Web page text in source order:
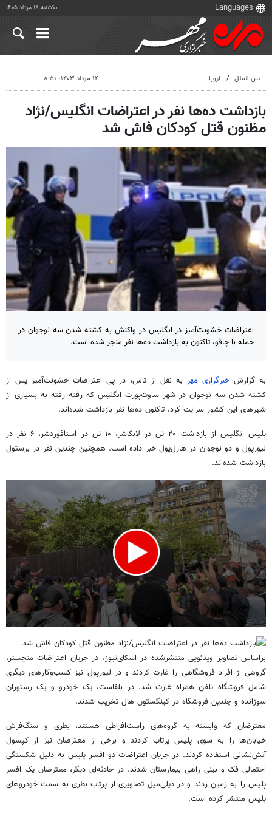
یکشنبه ۱۸ مرداد ۱۴۰۵
بین الملل اروپا ۱۴ مرداد ۱۴۰۳، ۸:۵۱
بازداشت ده‌ها نفر در اعتراضات انگلیس/نژاد
مظنون قتل کودکان فاش شد
اعتراضات خشونت‌آمیز در انگلیس در واکنش به کشته شدن سه نوجوان در
حمله با چاقو، تاکنون به بازداشت ده‌ها نفر منجر شده است.
به گزارشخبرگزاری مهر به نقل از تاس، در پی اعتراضات خشونت‌آمیز پس از
کشته شدن سه نوجوان در شهر ساوت‌پورت انگلیس که رفته رفته به بسیاری از
شهرهای این کشور سرایت کرد، تاکنون ده‌ها نفر بازداشت شده‌اند.
پلیس انگلیس از بازداشت ۲۰ تن در لانکاشر، ۱۰ تن در استافوردشر، ۶ نفر در
لیورپول و دو نوجوان در هارل‌پول خبر داده است. همچنین چندین نفر در برستول
بازداشت شده‌اند.
0
seconds
53
seconds
براساس تصاویر ویدئویی منتشرشده در اسکای‌نیوز، در جریان اعتراضات منچستر،
گروهی از افراد فروشگاهی را غارت کردند و در لیورپول نیز کسب‌وکارهای دیگری
شامل فروشگاه تلفن همراه غارت شد. در بلفاست، یک خودرو و یک رستوران
سوزانده و چندین فروشگاه در کینگستون هال تخریب شدند.
معترضان که وابسته به گروه‌های راست‌افراطی هستند، بطری و سنگ‌فرش
خیابان‌ها را به سوی پلیس پرتاب کردند و برخی از معترضان نیز از کپسول
آتش‌نشانی استفاده کردند. در جریان اعتراضات دو افسر پلیس به دلیل شکستگی
احتمالی فک و بینی راهی بیمارستان شدند. در حادثه‌ای دیگر، معترضان یک افسر
پلیس را به زمین زدند و در دیلی‌میل تصاویری از پرتاب بطری به سمت خودروهای
پلیس منتشر کرده است.